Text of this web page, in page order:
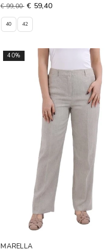
€ 99,00 € 59,40
40 42
40%
MARELLA